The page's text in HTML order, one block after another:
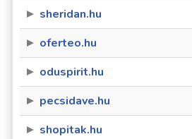
sheridan.hu
oferteo.hu
oduspirit.hu
pecsidave.hu
shopitak.hu